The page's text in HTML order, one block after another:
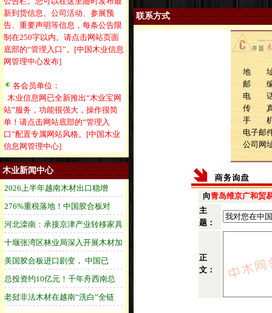
新到货信息、公司活动、参展预
告、重要声明等信息，每条公告限
制在250字以内。请点击网站页面
底部的“管理入口”。[中国木业信息
网管理中心发布]
各会员单位：
木业信息网已全新推出“木业宝网
站”服务，功能很强大，操作很简
单！请点击网站底部的“管理入
口”配置专属网站风格。[中国木业
信息网管理中心]
木业新闻中心
联系方式
地 址
邮 编
电 话
传 真
手 机
电子邮
公司网
向青岛维京广和贸
主
题：
正
文：